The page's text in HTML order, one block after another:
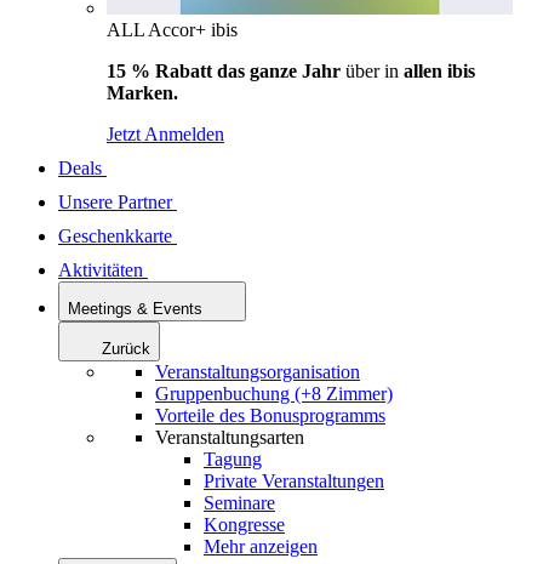
ALL Accor+ ibis
15 % Rabatt das ganze Jahr über in allen ibis
Marken.
Jetzt Anmelden
Deals
Unsere Partner
Geschenkkarte
Aktivitäten
Meetings & Events
Zurück
Veranstaltungsorganisation
Gruppenbuchung (+8 Zimmer)
Vorteile des Bonusprogramms
Veranstaltungsarten
Tagung
Private Veranstaltungen
Seminare
Kongresse
Mehr anzeigen